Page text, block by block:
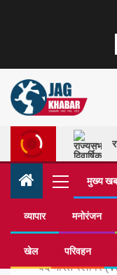
मुख्य
व्यापार मनोरंजन
खेल परिवहन
Home
वंदे भारत स्लीपर